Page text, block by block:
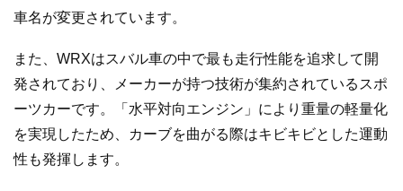
車名が変更されています。
また、WRXはスバル車の中で最も走行性能を追求して開
発されており、メーカーが持つ技術が集約されているスポ
ーツカーです。「水平対向エンジン」により重量の軽量化
を実現したため、カーブを曲がる際はキビキビとした運動
性も発揮します。